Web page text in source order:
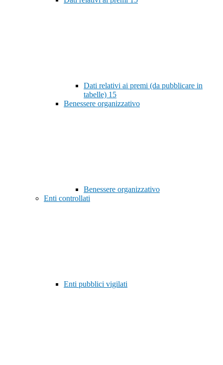
Dati relativi ai premi (da pubblicare in
tabelle) 15
Benessere organizzativo
Benessere organizzativo
Enti controllati
Enti pubblici vigilati